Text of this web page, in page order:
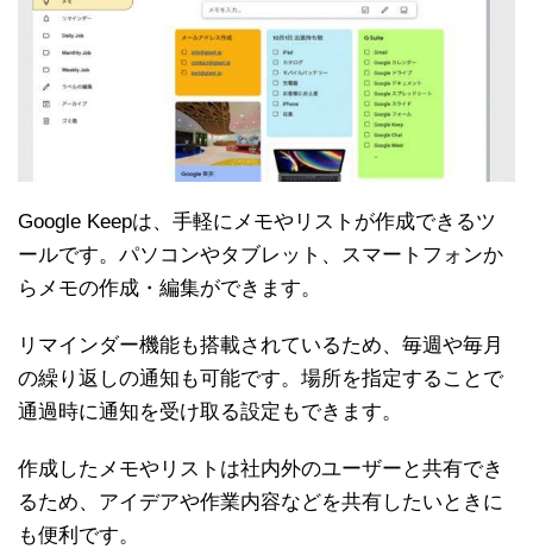
Google Keepは、手軽にメモやリストが作成できるツ
ールです。パソコンやタブレット、スマートフォンか
らメモの作成・編集ができます。
リマインダー機能も搭載されているため、毎週や毎月
の繰り返しの通知も可能です。場所を指定することで
通過時に通知を受け取る設定もできます。
作成したメモやリストは社内外のユーザーと共有でき
るため、アイデアや作業内容などを共有したいときに
も便利です。